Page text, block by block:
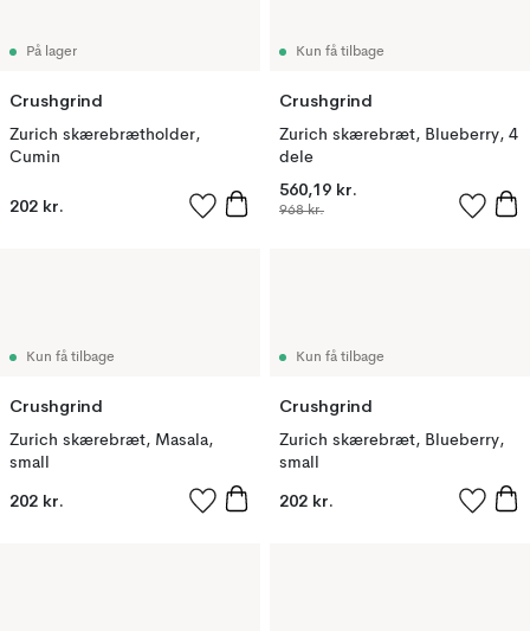
På lager
Crushgrind
Zurich skærebrætholder,
Cumin
202 kr.
Kun få tilbage
Crushgrind
Zurich skærebræt, Blueberry, 4
dele
560,19 kr.
968 kr.
Kun få tilbage
Crushgrind
Zurich skærebræt, Masala,
small
202 kr.
Kun få tilbage
Crushgrind
Zurich skærebræt, Blueberry,
small
202 kr.